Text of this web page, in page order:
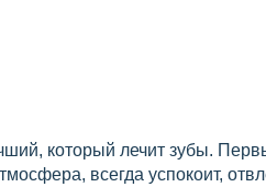
который лечит зубы.
всегда успокоит,